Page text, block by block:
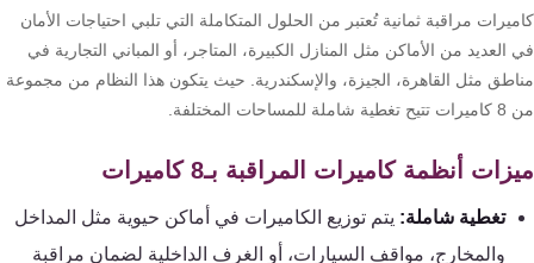
مراقبة ثمانية تُعتبر من الحلول المتكاملة التي تلبي احتياجات الأمان
العديد من الأماكن مثل المنازل الكبيرة، المتاجر، أو المباني التجارية في
مثل القاهرة، الجيزة، والإسكندرية. حيث يتكون هذا النظام من مجموعة
المختلفة.
أنظمة كاميرات المراقبة بـ8 كاميرات
تغطية شاملة:يتم توزيع الكاميرات في أماكن حيوية مثل المداخل
والمخارج، مواقف السيارات، أو الغرف الداخلية لضمان مراقبة